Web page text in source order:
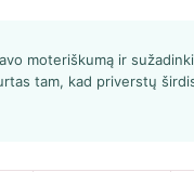
moteriškumą ir
tam, kad priverstų